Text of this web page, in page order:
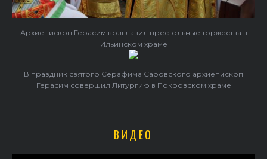
Архиепископ Герасим возглавил престольные торжества в
Ильинском храме
В праздник святого Серафима Саровского архиепископ
Герасим совершил Литургию в Покровском храме
ВИДЕО